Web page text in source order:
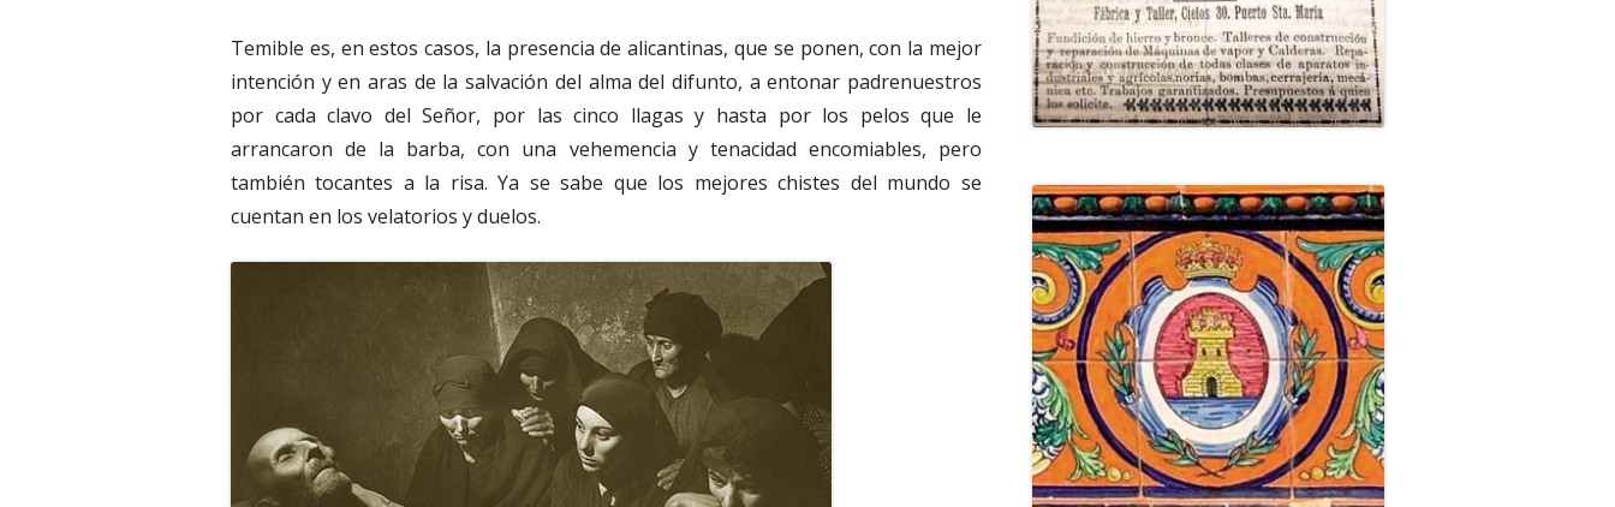
Temible es, en estos casos, la presencia de alicantinas, que se ponen, con la mejor
intención y en aras de la salvación del alma del difunto, a entonar padrenuestros
por cada clavo del Señor, por las cinco llagas y hasta por los pelos que le
arrancaron de la barba, con una vehemencia y tenacidad encomiables, pero
también tocantes a la risa. Ya se sabe que los mejores chistes del mundo se
cuentan en los velatorios y duelos.